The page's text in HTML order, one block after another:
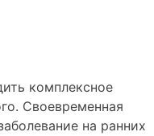
комплексное
Своевременная
на ранних